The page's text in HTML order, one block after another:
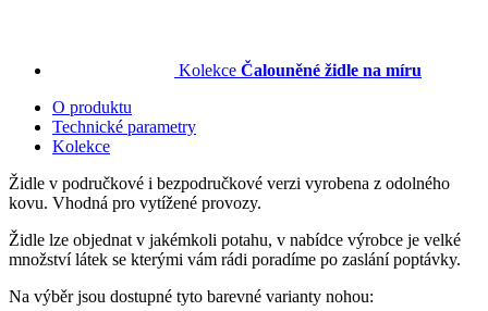
Kolekce Čalouněné židle na míru
O produktu
Technické parametry
Kolekce
Židle v područkové i bezpodručkové verzi vyrobena z odolného
kovu. Vhodná pro vytížené provozy.
Židle lze objednat v jakémkoli potahu, v nabídce výrobce je velké
množství látek se kterými vám rádi poradíme po zaslání poptávky.
Na výběr jsou dostupné tyto barevné varianty nohou: